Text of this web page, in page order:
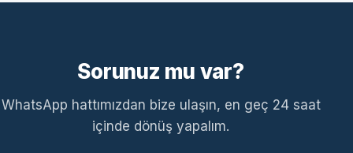
Sorunuz mu var?
WhatsApp hattımızdan bize ulaşın, en geç 24 saat
içinde dönüş yapalım.